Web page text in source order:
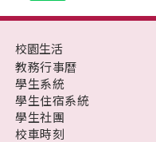
校園生活
教務行事曆
學生系統
學生住宿系統
學生社團
校車時刻